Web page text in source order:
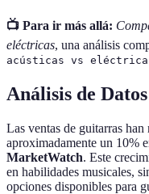
📺 Para ir más allá:
eléctricas, una análisis
acústicas vs
Análisis de
Las ventas de guitarras
aproximadamente un 10%
MarketWatch. Este
en habilidades musicales,
opciones disponibles para